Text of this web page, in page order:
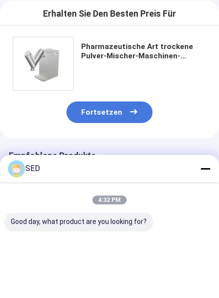
Erhalten Sie Den Besten Preis Für
Pharmazeutische Art trockene
Pulver-Mischer-Maschinen-
Fortsetzen
Empfohlene Produkte
SED
4:32 PM
Good day, what product are you looking for?